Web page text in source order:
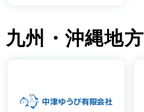
九州・沖縄地方